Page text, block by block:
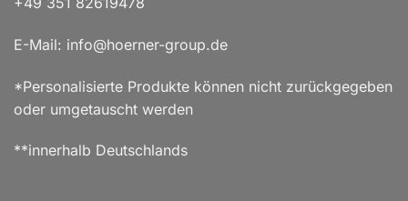
E-Mail: info@hoerner-group.de
*Personalisierte Produkte können nicht zurückgegeben
oder umgetauscht werden
**innerhalb Deutschlands